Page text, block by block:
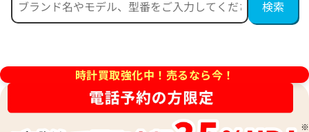
格
日時点の参考買取価格です
参考買取価格
397,000 円
※2025年9月27日時点の参考
時計買取強化中！売るなら今！